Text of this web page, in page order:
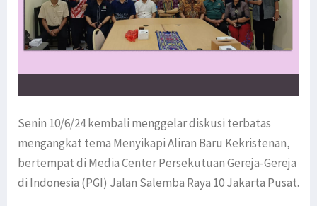
Senin 10/6/24 kembali menggelar diskusi terbatas
mengangkat tema Menyikapi Aliran Baru Kekristenan,
bertempat di Media Center Persekutuan Gereja-Gereja
di Indonesia (PGI) Jalan Salemba Raya 10 Jakarta Pusat.